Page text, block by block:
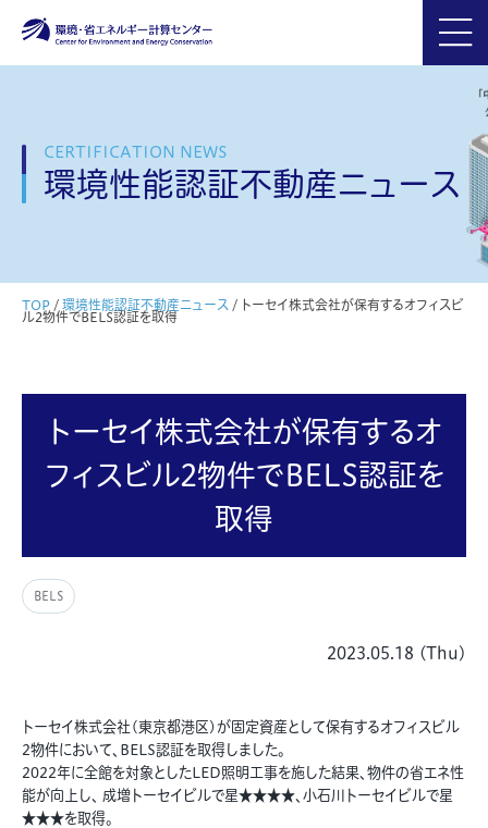
CERTIFICATION NEWS
環境性能認証不動産ニュース
TOP / 環境性能認証不動産ニュース / トーセイ株式会社が保有するオフィスビ
ル2物件でBELS認証を取得
トーセイ株式会社が保有するオ
フィスビル2物件でBELS認証を
取得
BELS
2023.05.18 (Thu)
トーセイ株式会社(東京都港区)が固定資産として保有するオフィスビル
2物件において、BELS認証を取得しました。
2022年に全館を対象としたLED照明工事を施した結果、物件の省エネ性
能が向上し、 成増トーセイビルで星★★★★、小石川トーセイビルで星
★★★を取得。